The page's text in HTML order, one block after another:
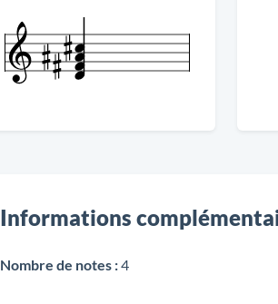
Informations
Nombre de notes :4